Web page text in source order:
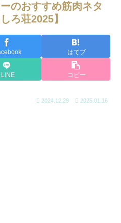
のおすすめ筋肉ネタ
ろ荘2025】
はてブ
LINE コピー
2024.12.29 2025.01.16